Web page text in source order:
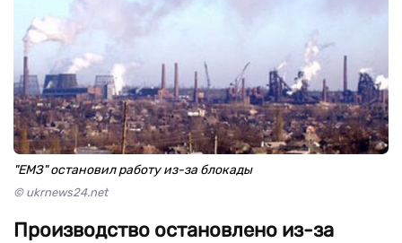
"ЕМЗ" остановил работу из-за блокады
© ukrnews24.net
Производство остановлено из-за